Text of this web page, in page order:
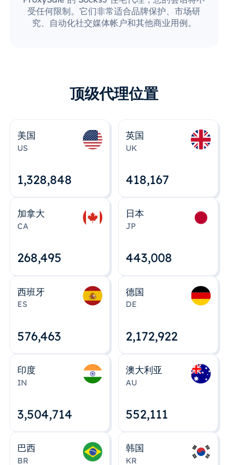
受任何限制。它们非常适合品牌保护、市场研
究、自动化社交媒体帐户和其他商业用例。
顶级代理位置
美国
US
1,328,848
英国
UK
418,167
加拿大
CA
268,495
日本
JP
443,008
西班牙
ES
576,463
德国
DE
2,172,922
印度
IN
3,504,715
澳大利亚
AU
552,112
巴西
BR
韩国
KR